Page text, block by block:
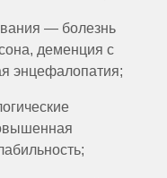
— болезнь
деменция с
энцефалопатия;